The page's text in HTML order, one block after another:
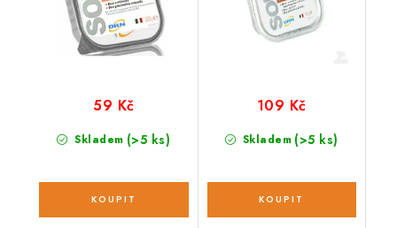
Skladem (>5 ks)
59 Kč
Skladem (>5 ks)
109 Kč